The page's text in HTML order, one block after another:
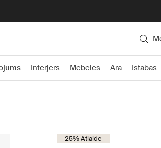
Interjers Mēbeles Āra Istabas
25% Atlaide